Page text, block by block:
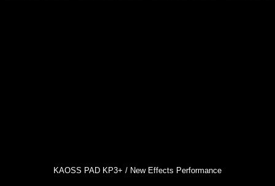
KAOSS PAD KP3+ / New Effects Performance